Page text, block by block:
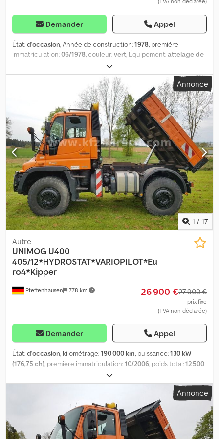
Demander Appel
État:d'occasion, Année de construction:1978, première
immatriculation:06/1978, couleur:vert, Équipement:attelage de
, = Autres options et équipements = - Direction
assistée = Informations complémentaires = Cedpfjxdvqqsx Acfeha
Compteur kilométrique : 15 715 km Transmission : Transmission
intégrale Poids à vide : 3 950 kg PTAC : 3 950 kg Constructeur :
Mercedes Benz, Mercedes Benzstrasse 100, 70372 Stuttgart, DE
Annonce
1 / 17
Pfeffenhausen 778 km
Autre
UNIMOG U400
405/12*HYDROSTAT*VARIOPILOT*Eu
ro4*Kipper
26 900 €27 900 €
prix fixe
(TVA non déclarée)
Demander Appel
État:d'occasion, kilométrage:190 000 km, puissance:130 kW
(176,75 ch), première immatriculation:10/2006, poids total:12 500
, couleur:
automatique, classe d'émission:Euro 4, Équipement:ABS,
climatisation, compresseur, filtre à particules, hayon élévateur,
programme électronique de stabilité (ESP), transmission
, Unimog U400/405-12 Première main Carnet d'entretien
à jour Bluetec4 – Norme Euro 4 - Climatisation - Benne trilatérale
- Hydrostatique - VarioPilot/direction réversible - Prise de force
Annonce